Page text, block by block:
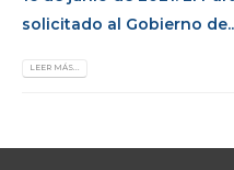
solicitado al Gobierno
LEER MÁS...